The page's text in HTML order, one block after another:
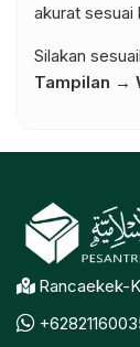
akurat sesuai
Silakan
Tampilan →
Rancaekek-